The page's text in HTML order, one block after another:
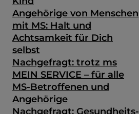
Angehörige von Menschen
mit MS: Halt und
Achtsamkeit für Dich
selbst
Nachgefragt: trotz ms
MEIN SERVICE – für alle
MS-Betroffenen und
Angehörige
Nachgefragt: Gesundheits­